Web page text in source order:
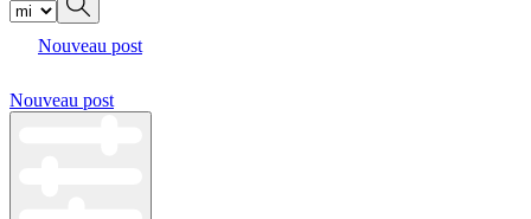
Nouveau post
Nouveau post